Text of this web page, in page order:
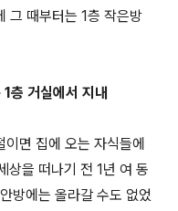
그 때부터는 1층 작은방
층 거실에서 지내
면 집에 오는 자식들에
상을 떠나기 전 1년 여 동
방에는 올라갈 수도 없었